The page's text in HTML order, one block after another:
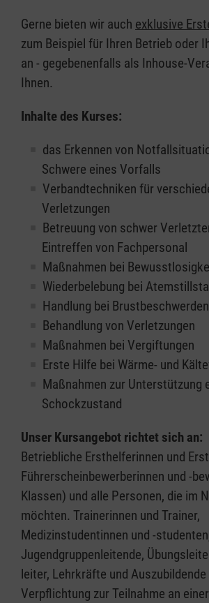
Gerne bieten wir auch exklusive
zum Beispiel für Ihren Betrieb oder
an - gegebenenfalls als Inhouse-
Ihnen.
Inhalte des Kurses:
das Erkennen von
Schwere eines Vorfalls
Verbandtechniken für
Verletzungen
Betreuung von schwer
Eintreffen von Fachpersonal
Maßnahmen bei
Wiederbelebung bei
Handlung bei Brustbeschwerden
Behandlung von Verletzungen
Maßnahmen bei Vergiftungen
Erste Hilfe bei Wärme- und
Maßnahmen zur Unterstützung
Schockzustand
Unser Kursangebot richtet sich an:
Betriebliche Ersthelferinnen und
Führerscheinbewerberinnen und -
Klassen) und alle Personen, die im
möchten. Trainerinnen und Trainer,
Medizinstudentinnen und -
Jugendgruppenleitende,
leiter, Lehrkräfte und
Verpflichtung zur Teilnahme an